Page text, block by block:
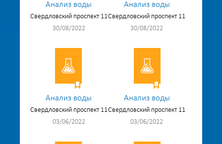
Анализ воды
Свердловский проспект 11
30/08/2022
Анализ воды
Свердловский проспект 11
30/08/2022
Анализ воды
Свердловский проспект 11
03/06/2022
Анализ воды
Свердловский проспект 11
03/06/2022